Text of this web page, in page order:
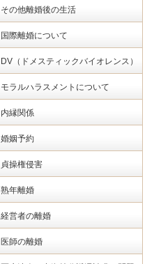
その他離婚後の生活
国際離婚について
DV（ドメスティックバイオレンス）
モラルハラスメントについて
内縁関係
婚姻予約
貞操権侵害
熟年離婚
経営者の離婚
医師の離婚